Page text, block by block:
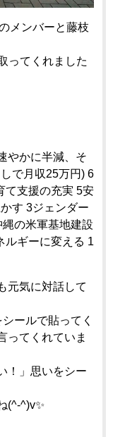
メンバーと藤枝
ってくれました
やかに半減、そ
で月収25万円) 6
て支援の充実 5安
す 3ジェンダー
の米軍基地建設
ルギーに変える 1
元気に対話して
ールで貼ってく
ってくれていま
！」思いをシー
(^-^)v✨